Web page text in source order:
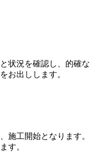
状況を確認し、的確な
お出しします。
施工開始となります。
す。